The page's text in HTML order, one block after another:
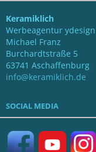
Keramiklich
Werbeagentur ydesign
Michael Franz
Burchardtstraße 5
63741 Aschaffenburg
info@keramiklich.de
SOCIAL MEDIA